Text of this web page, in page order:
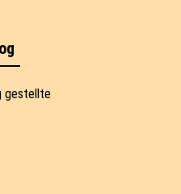
gestellte